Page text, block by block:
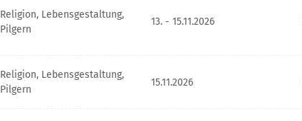
Religion, Lebensgestaltung,
Pilgern
13. - 15.11.2026
Religion, Lebensgestaltung,
Pilgern
15.11.2026